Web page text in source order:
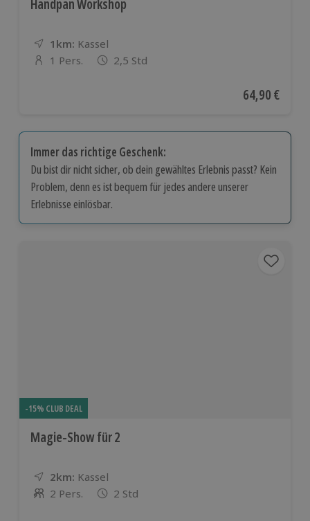
Handpan Workshop
1km: Entfernung
Standort
Kassel
Anzahl der Teilnehmer
1 Pers. 2,5 Std
Aktueller
64,90 €
Immer das richtige Geschenk:
Du bist dir nicht sicher, ob dein gewähltes Erlebnis passt? Kein
Problem, denn es ist bequem für jedes andere unserer
Erlebnisse einlösbar.
-15% CLUB DEAL
Magie-Show für 2
2km: Entfernung
Standort
Kassel
Anzahl der Teilnehmer
2 Pers. 2 Std